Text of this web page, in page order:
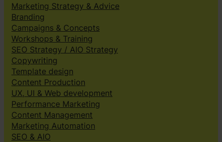
Marketing Strategy & Advice
Branding
Campaigns & Concepts
Workshops & Training
SEO Strategy / AIO Strategy
Copywriting
Template design
Content Production
UX, UI & Web development
Performance Marketing
Content Management
Marketing Automation
SEO & AIO